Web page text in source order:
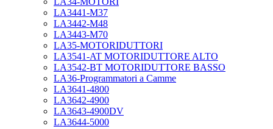
LA3441-M37
LA3442-M48
LA3443-M70
LA35-MOTORIDUTTORI
LA3541-AT MOTORIDUTTORE ALTO
LA3542-BT MOTORIDUTTORE BASSO
LA36-Programmatori a Camme
LA3641-4800
LA3642-4900
LA3643-4900DV
LA3644-5000